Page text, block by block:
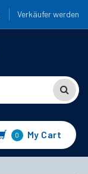
Verkäufer werden
0 My Cart